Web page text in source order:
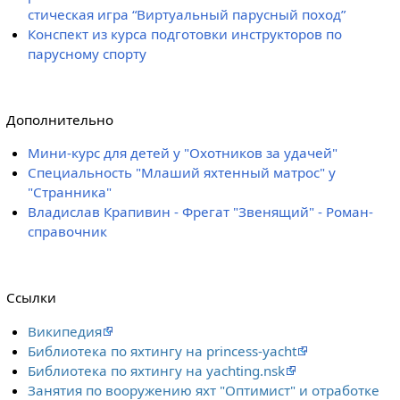
стическая игра “Виртуальный парусный поход”
Конспект из курса подготовки инструкторов по
парусному спорту
Дополнительно
Мини-курс для детей у "Охотников за удачей"
Специальность "Млаший яхтенный матрос" у
"Странника"
Владислав Крапивин - Фрегат "Звенящий" - Роман-
справочник
Ссылки
Википедия
Библиотека по яхтингу на princess-yacht
Библиотека по яхтингу на yachting.nsk
Занятия по вооружению яхт "Оптимист" и отработке